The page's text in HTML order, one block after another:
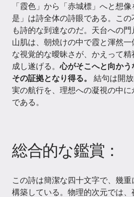
「霞色」から「赤城標」へと想
是」は詩全体の詩眼である。こ
も詩的な到達なのだ。天台への
山肌は、朝焼けの中で霞と渾然
な視覚的な曖昧さが、かえって
成し遂げる。心がそこへと向か
その証拠となり得る。
結句は開
実の航行を、理想への凝視の中に
である。
総合的な鑑賞：
この詩は簡潔な四十文字で、幾
構築している。物理的次元では